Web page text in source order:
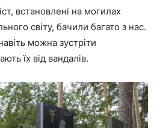
встановлені на могилах
світу, бачили багато з нас.
можна зустріти
їх від вандалів.